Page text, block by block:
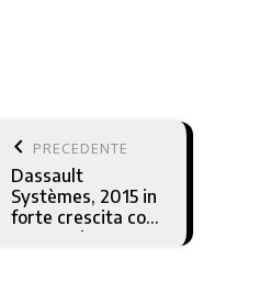
keyboard_arrow_left PRECEDENTE
Dassault
Systèmes, 2015 in
forte crescita con
3DExperience